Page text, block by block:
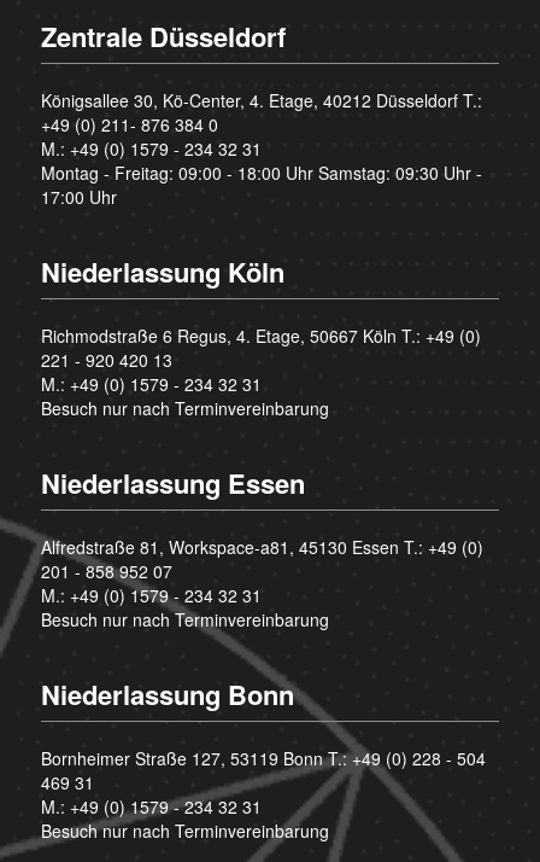
Zentrale Düsseldorf
Königsallee 30, Kö-Center, 4. Etage, 40212 Düsseldorf T.:
+49 (0) 211- 876 384 0
M.: +49 (0) 1579 - 234 32 31
Montag - Freitag: 09:00 - 18:00 Uhr Samstag: 09:30 Uhr -
17:00 Uhr
Niederlassung Köln
Richmodstraße 6 Regus, 4. Etage, 50667 Köln T.: +49 (0)
221 - 920 420 13
M.: +49 (0) 1579 - 234 32 31
Besuch nur nach Terminvereinbarung
Niederlassung Essen
Alfredstraße 81, Workspace-a81, 45130 Essen T.: +49 (0)
201 - 858 952 07
M.: +49 (0) 1579 - 234 32 31
Besuch nur nach Terminvereinbarung
Niederlassung Bonn
Bornheimer Straße 127, 53119 Bonn T.:+49 (0) 228 - 504
469 31
M.: +49 (0) 1579 - 234 32 31
Besuch nur nach Terminvereinbarung